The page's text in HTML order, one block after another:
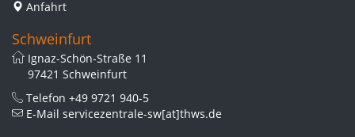
Anfahrt
Schweinfurt
Ignaz-Schön-Straße 11
97421 Schweinfurt
Telefon +49 9721 940-5
E-Mail servicezentrale-sw[at]thws.de